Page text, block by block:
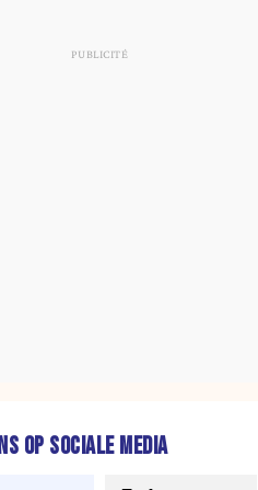
OP SOCIALE MEDIA